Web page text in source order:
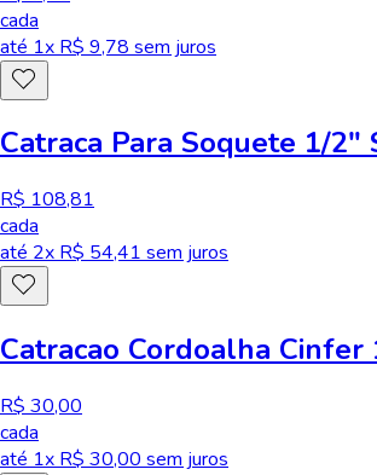
cada
até 1x R$ 9,78 sem juros
Catraca Para Soquete 1/2"
R$ 108,81
cada
até 2x R$ 54,41 sem juros
Catracao Cordoalha Cinfer
R$ 30,00
cada
até 1x R$ 30,00 sem juros